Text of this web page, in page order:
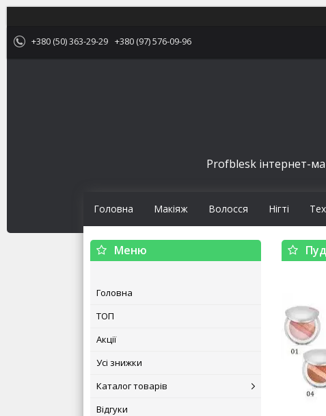
+380 (50) 363-29-29 +380 (97) 576-09-96
Profblesk інтернет-
Головна Макіяж Волосся Нігті
Головна
ТОП
Акції
Усі знижки
Каталог товарів
Відгуки